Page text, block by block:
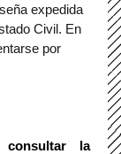
expedida
Civil. En
por
la